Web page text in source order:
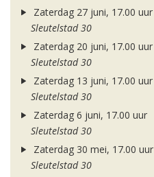
Zaterdag 27 juni, 17.00 uur
Sleutelstad 30
Zaterdag 20 juni, 17.00 uur
Sleutelstad 30
Zaterdag 13 juni, 17.00 uur
Sleutelstad 30
Zaterdag 6 juni, 17.00 uur
Sleutelstad 30
Zaterdag 30 mei, 17.00 uur
Sleutelstad 30